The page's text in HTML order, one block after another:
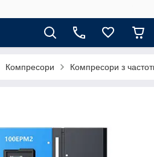
Компресори Компресори з